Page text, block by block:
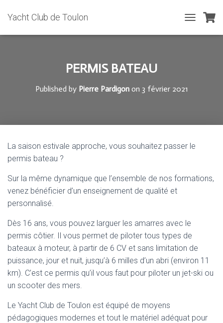
Yacht Club de Toulon
O
I
PERMIS BATEAU
Published by Pierre Pardigon on 3 février 2021
La saison estivale approche, vous souhaitez passer le
permis bateau ?
Sur la même dynamique que l’ensemble de nos formations,
venez bénéficier d’un enseignement de qualité et
personnalisé.
Dès 16 ans, vous pouvez larguer les amarres avec le
permis côtier. Il vous permet de piloter tous types de
bateaux à moteur, à partir de 6 CV et sans limitation de
puissance, jour et nuit, jusqu’à 6 milles d’un abri (environ 11
km). C’est ce permis qu’il vous faut pour piloter un jet-ski ou
un scooter des mers.
Le Yacht Club de Toulon est équipé de moyens
pédagogiques modernes et tout le matériel adéquat pour